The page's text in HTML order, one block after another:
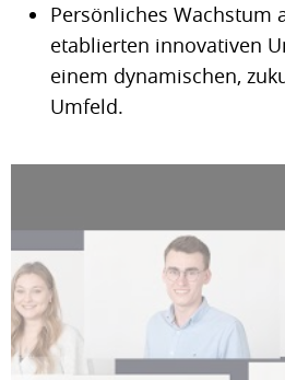
Persönliches Wachstum
etablierten innovativen
einem dynamischen,
Umfeld.